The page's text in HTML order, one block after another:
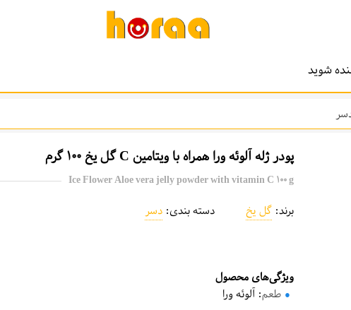
شوید
پودر ژله آلوئه ورا همراه با ویتامین C گل یخ 100 گرم
Ice Flower Aloe vera jelly powder with vitamin C 100 g
برند: گل یخ دسته بندی: دسر
ویژگی‌های محصول
طعم: آلوئه ورا